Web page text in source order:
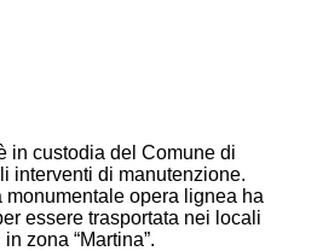
in custodia del Comune di
interventi di manutenzione.
opera lignea ha
essere trasportata nei locali
zona “Martina”.